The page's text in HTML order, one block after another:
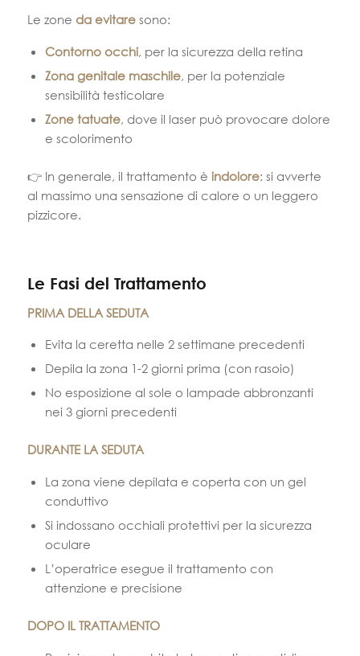
Le zone da evitare sono:
Contorno occhi, per la sicurezza della retina
Zona genitale maschile, per la potenziale
sensibilità testicolare
Zone tatuate, dove il laser può provocare dolore
e scolorimento
👉 In generale, il trattamento è indolore: si avverte
al massimo una sensazione di calore o un leggero
pizzicore.
Le Fasi del Trattamento
PRIMA DELLA SEDUTA
Evita la ceretta nelle 2 settimane precedenti
Depila la zona 1-2 giorni prima (con rasoio)
No esposizione al sole o lampade abbronzanti
nei 3 giorni precedenti
DURANTE LA SEDUTA
La zona viene depilata e coperta con un gel
conduttivo
Si indossano occhiali protettivi per la sicurezza
oculare
L’operatrice esegue il trattamento con
attenzione e precisione
DOPO IL TRATTAMENTO